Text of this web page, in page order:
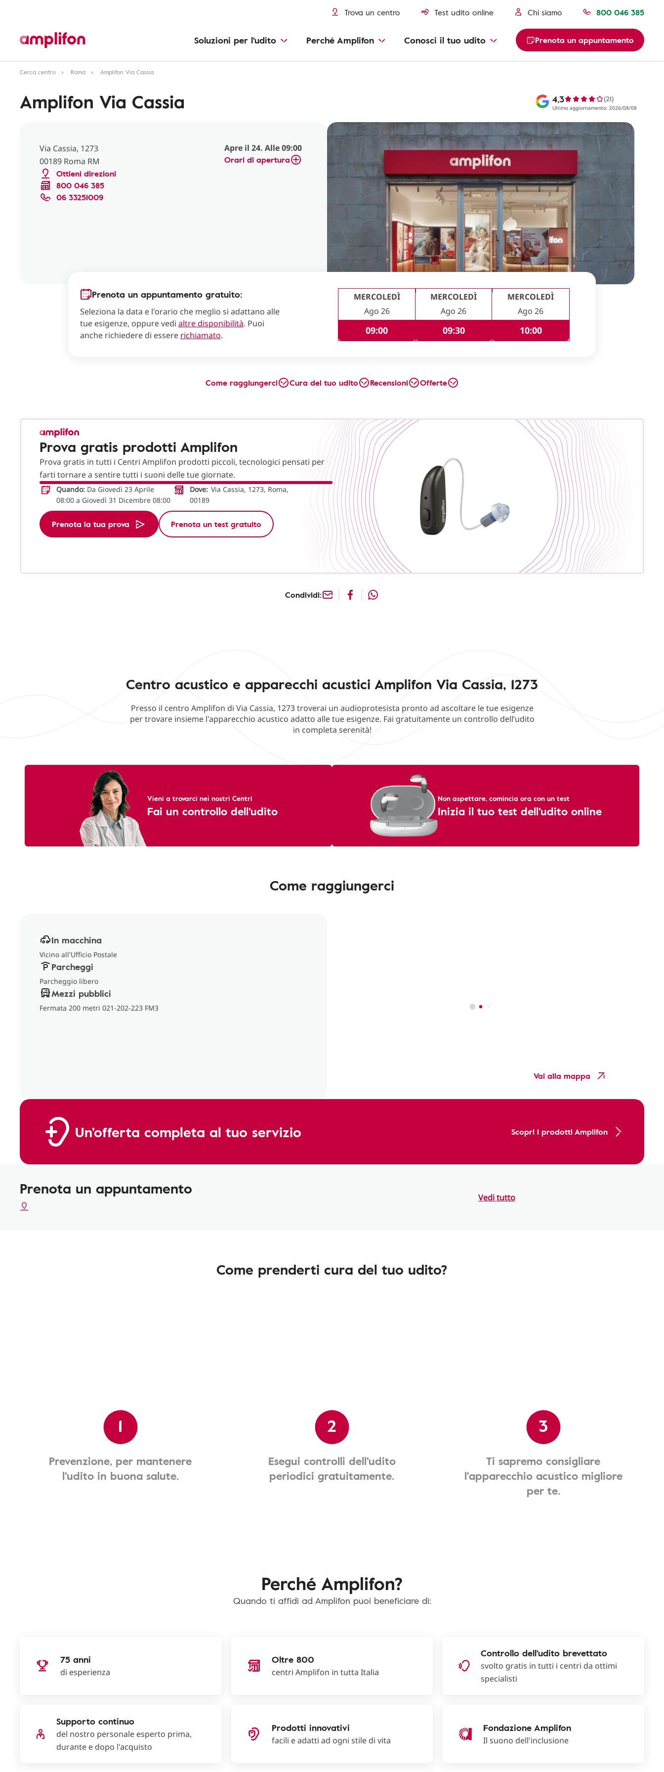
Trova un centro Test udito online Chi siamo 800 046 385
Soluzioni per l'udito Perché Amplifon Conosci il tuo udito Prenota un appuntamento
Cerca centro Roma Amplifon Via Cassia
Amplifon Via Cassia 4,3 (21)
Ultimo aggiornamento: 2026/08/08
Via Cassia, 1273
00189 Roma RM
Ottieni direzioni
800 046 385
06 33251009
Apre il 24. Alle 09:00
Orari di apertura
Prenota un appuntamento gratuito:
Seleziona la data e l'orario che meglio si adattano alle
tue esigenze, oppure vedi altre disponibilità. Puoi
anche richiedere di essere richiamato.
MERCOLEDÌ
Ago 26
09:00
MERCOLEDÌ
Ago 26
09:30
MERCOLEDÌ
Ago 26
10:00
Come raggiungerci Cura del tuo udito Recensioni Offerte
Prova gratis prodotti Amplifon
Prova gratis in tutti i Centri Amplifon prodotti piccoli, tecnologici pensati per
farti tornare a sentire tutti i suoni delle tue giornate.
Quando: Da Giovedì 23 Aprile
08:00 a Giovedì 31 Dicembre 08:00
Dove: Via Cassia, 1273, Roma,
00189
Prenota la tua prova Prenota un test gratuito
Condividi:
Centro acustico e apparecchi acustici Amplifon Via Cassia, 1273
Presso il centro Amplifon di Via Cassia, 1273 troverai un audioprotesista pronto ad ascoltare le tue esigenze
per trovare insieme l'apparecchio acustico adatto alle tue esigenze. Fai gratuitamente un controllo dell’udito
in completa serenità!
Vieni a trovarci nei nostri Centri
Fai un controllo dell'udito
Non aspettare, comincia ora con un test
Inizia il tuo test dell'udito online
Come raggiungerci
In macchina
Vicino all'Ufficio Postale
Parcheggi
Parcheggio libero
Mezzi pubblici
Fermata 200 metri 021-202-223 FM3
Vai alla mappa
Un'offerta completa al tuo servizio Scopri i prodotti Amplifon
Prenota un appuntamento Vedi tutto
Come prenderti cura del tuo udito?
1
Prevenzione, per mantenere
l'udito in buona salute.
2
Esegui controlli dell'udito
periodici gratuitamente.
3
Ti sapremo consigliare
l'apparecchio acustico migliore
per te.
Perché Amplifon?
Quando ti affidi ad Amplifon puoi beneficiare di:
75 anni
di esperienza
Oltre 800
centri Amplifon in tutta Italia
Controllo dell'udito brevettato
svolto gratis in tutti i centri da ottimi
specialisti
Supporto continuo
del nostro personale esperto prima,
durante e dopo l'acquisto
Prodotti innovativi
facili e adatti ad ogni stile di vita
Fondazione Amplifon
Il suono dell'inclusione